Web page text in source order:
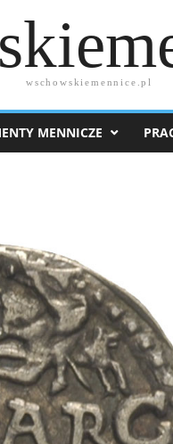
wschowskiemennice.pl
MENNICZE